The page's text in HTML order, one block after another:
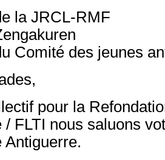
la JRCL-RMF
Comité des jeunes
pour la
/ FLTI nous saluons
Antiguerre.